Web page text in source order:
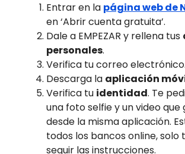
Entrar en la página web de
en ‘Abrir cuenta gratuita’.
Dale a EMPEZAR y rellena tus
personales.
Verifica tu correo electrónico.
Descarga la aplicación
Verifica tu identidad. Te
una foto selfie y un video que
desde la misma aplicación.
todos los bancos online, solo
seguir las instrucciones.